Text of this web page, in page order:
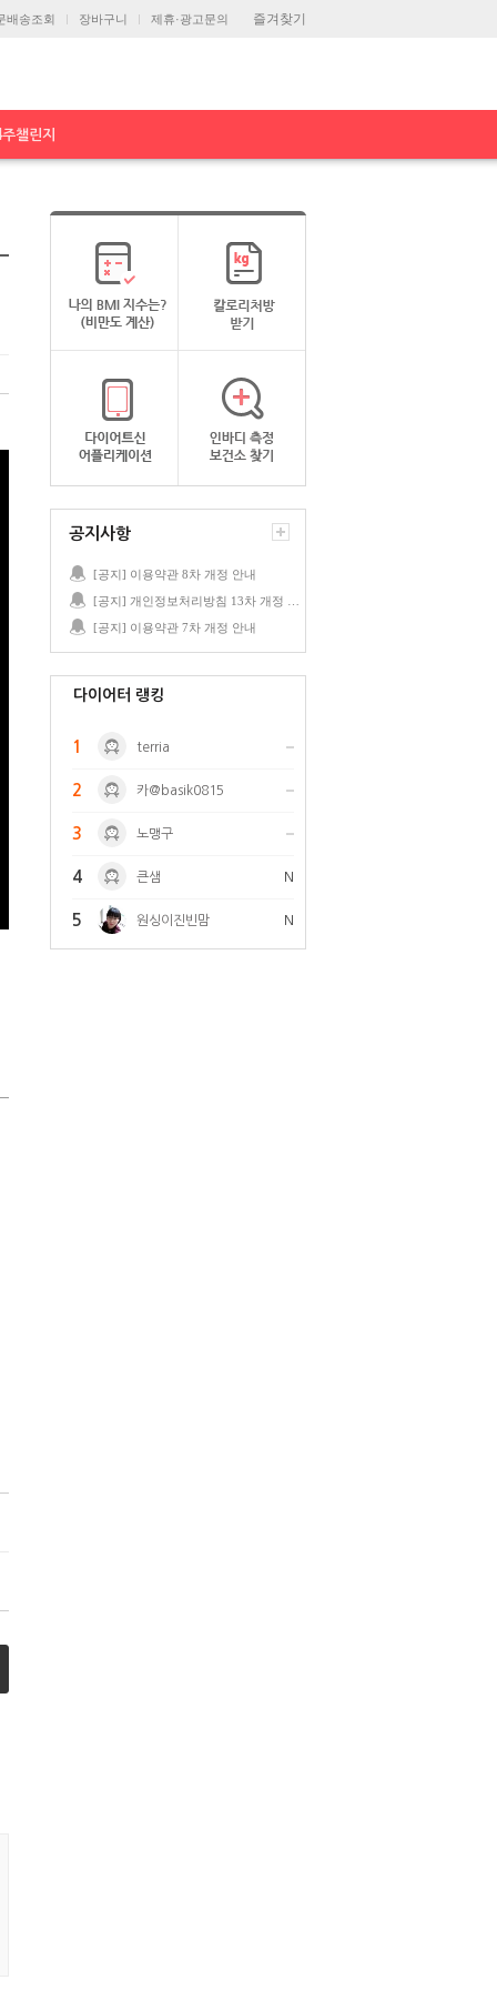
즐겨찾기
배송조회 장바구니 제휴·광고문의
챌린지
공지사항
[공지] 이용약관 8차 개정 안내
[공지] 이용약관 7차 개정 안내
다이어터 랭킹
1 terria
2 카@basik0815
3 노맹구
4 큰샘 N
5 원싱이진빈맘 N